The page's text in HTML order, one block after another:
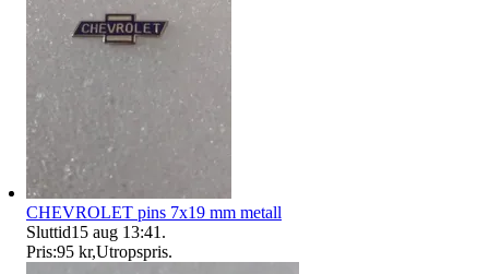
CHEVROLET pins 7x19 mm metall
Sluttid15 aug 13:41 .
Pris:95 kr,Utropspris.